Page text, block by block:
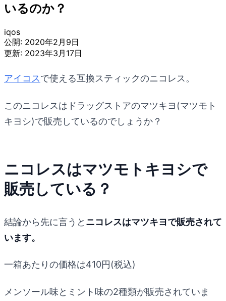
いるのか？
iqos
公開: 2020年2月9日
更新: 2023年3月17日
アイコスで使える互換スティックのニコレス。
このニコレスはドラッグストアのマツキヨ(マツモト
キヨシ)で販売しているのでしょうか？
ニコレスはマツモトキヨシで
販売している？
結論から先に言うと ニコレスはマツキヨで販売されて
います。
一箱あたりの価格は410円(税込)
メンソール味とミント味の2種類が販売されていま